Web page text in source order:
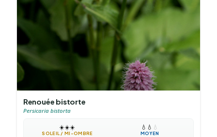
Renouée bistorte
Persicaria bistorta
☀️☀️☀️
SOLEIL / MI-OMBRE
💧 💧 💧
MOYEN